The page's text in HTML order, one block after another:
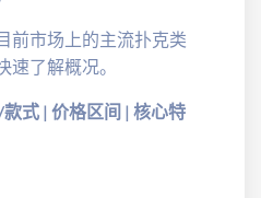
前市场上的主流扑克类
速了解概况。
式 | 价格区间 | 核心特